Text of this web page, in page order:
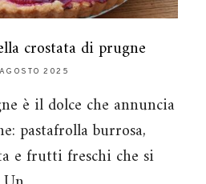
crostata di prugne
2025
è il dolce che annuncia
pastafrolla burrosa,
e frutti freschi che si